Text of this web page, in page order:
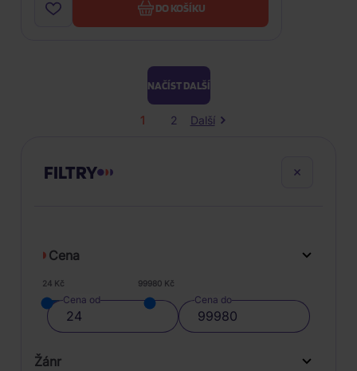
DO KOŠÍKU
NAČÍST DALŠÍ
1 2 Další
FILTRY
Cena
24 Kč 99980 Kč
Cena od Cena do
Žánr